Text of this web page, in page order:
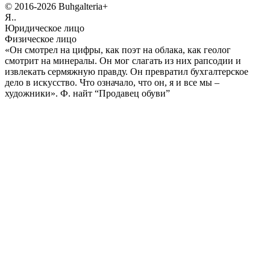
© 2016-2026 Buhgalteria+
Я..
Юридическое лицо
Физическое лицо
«Он смотрел на цифры, как поэт на облака, как геолог
смотрит на минералы. Он мог слагать из них рапсодии и
извлекать сермяжную правду. Он превратил бухгалтерское
дело в искусство. Что означало, что он, я и все мы –
художники». Ф. найт “Продавец обуви”